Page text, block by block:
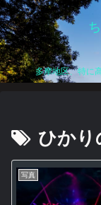
多摩地区、特に
ひか
写真